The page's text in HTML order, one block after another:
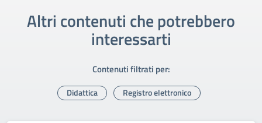
Altri contenuti che potrebbero
interessarti
Contenuti filtrati per:
Didattica Registro elettronico